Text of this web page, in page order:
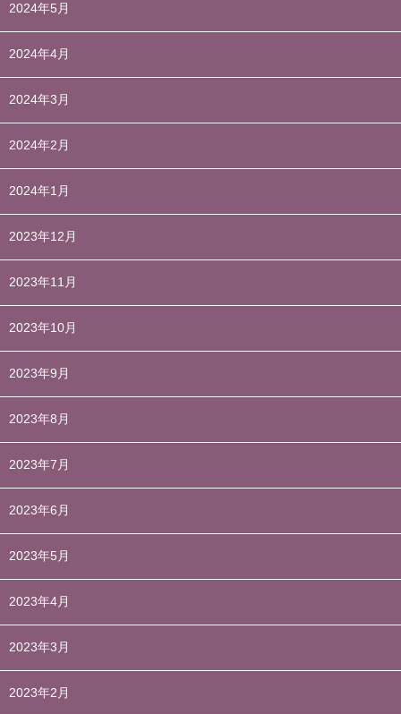
2024年5月
2024年4月
2024年3月
2024年2月
2024年1月
2023年12月
2023年11月
2023年10月
2023年9月
2023年8月
2023年7月
2023年6月
2023年5月
2023年4月
2023年3月
2023年2月